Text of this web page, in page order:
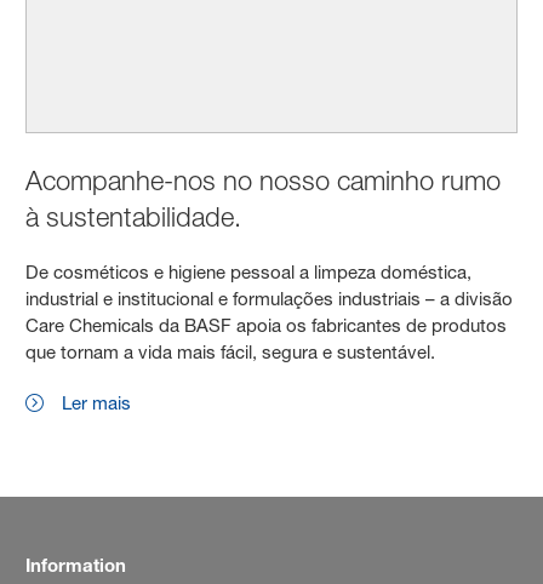
Acompanhe-nos no nosso caminho rumo
à sustentabilidade.
De cosméticos e higiene pessoal a limpeza doméstica,
industrial e institucional e formulações industriais – a divisão
Care Chemicals da BASF apoia os fabricantes de produtos
que tornam a vida mais fácil, segura e sustentável.
Ler mais
Information